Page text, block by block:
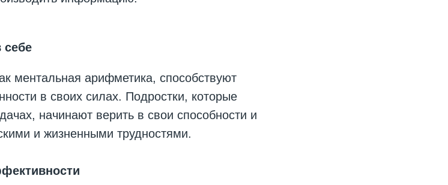
себе
ментальная арифметика, способствуют
в своих силах. Подростки, которые
начинают верить в свои способности и
и жизненными трудностями.